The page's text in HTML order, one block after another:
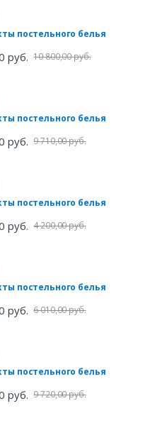
постельного белья
руб. 10 800,00 руб.
постельного белья
руб. 9 710,00 руб.
постельного белья
руб. 4 200,00 руб.
постельного белья
руб. 6 010,00 руб.
постельного белья
руб. 9 720,00 руб.